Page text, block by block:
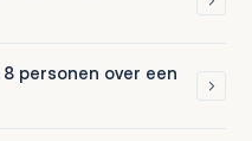
personen over een